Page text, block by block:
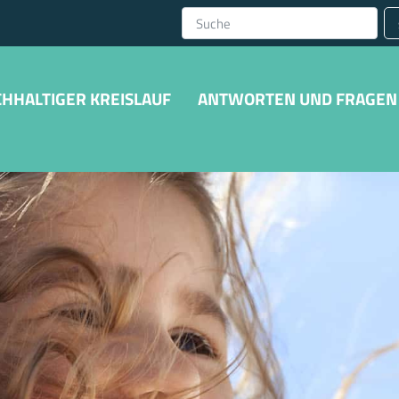
KREISLAUF ANTWORTEN UND FRAGEN